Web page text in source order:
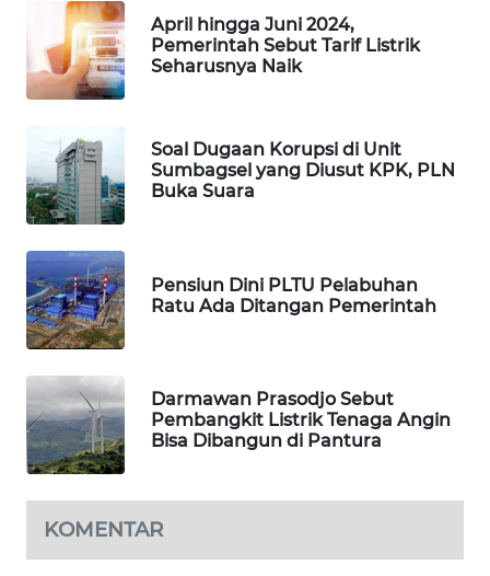
April hingga Juni 2024,
Pemerintah Sebut Tarif Listrik
Seharusnya Naik
Soal Dugaan Korupsi di Unit
Sumbagsel yang Diusut KPK, PLN
Buka Suara
Pensiun Dini PLTU Pelabuhan
Ratu Ada Ditangan Pemerintah
Darmawan Prasodjo Sebut
Pembangkit Listrik Tenaga Angin
Bisa Dibangun di Pantura
KOMENTAR